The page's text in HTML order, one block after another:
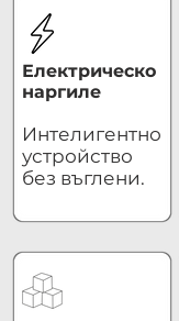
Електрическо
наргиле
Интелигентно
устройство
без въглени.